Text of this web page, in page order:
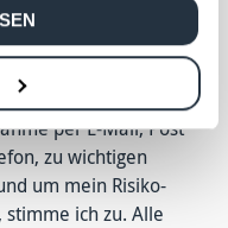
speichert und
Das geschieht
zur Beratung
per E-Mail, Post
zu wichtigen
um mein Risiko-
ich zu. Alle